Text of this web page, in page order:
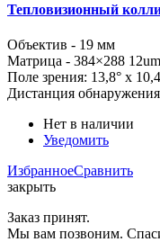
Тепловизионный
Объектив - 19 мм
Матрица - 384×288 12um
Поле зрения: 13,8° x
Дистанция
Нет в наличии
Уведомить
ИзбранноеСравнить
закрыть
Заказ принят.
Мы вам позвоним.